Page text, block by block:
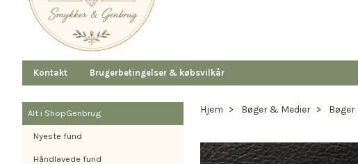
Kontakt Brugerbetingelser & købsvilkår
Alt i ShopGenbrug
Nyeste fund
Håndlavede fund
Hjem Bøger & Medier Bøger